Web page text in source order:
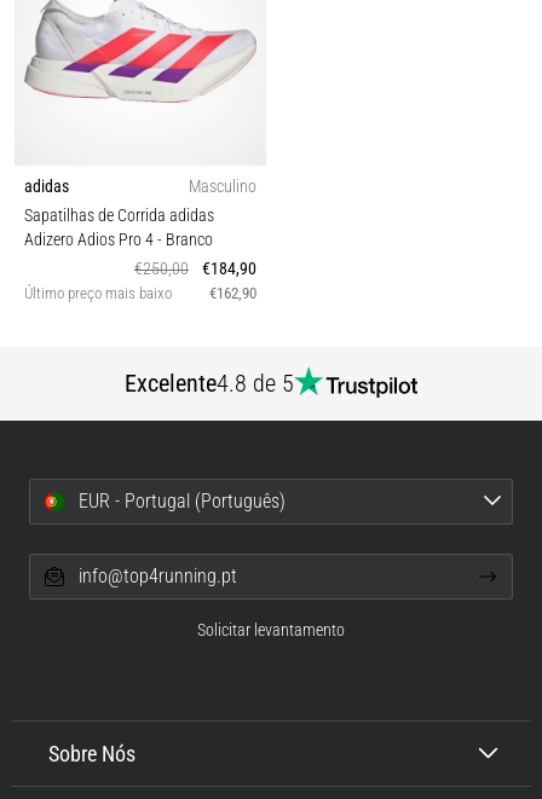
adidas
Masculino
Sapatilhas de Corrida adidas
Adizero Adios Pro 4- Branco
€250,00
€184,90
Último preço mais baixo €162,90
Excelente4.8 de 5
Sobre Nós
EUR - Portugal (Português)
info@top4running.pt
Solicitar levantamento